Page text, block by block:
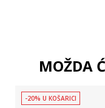
MOŽDA
-20% U KOŠARICI